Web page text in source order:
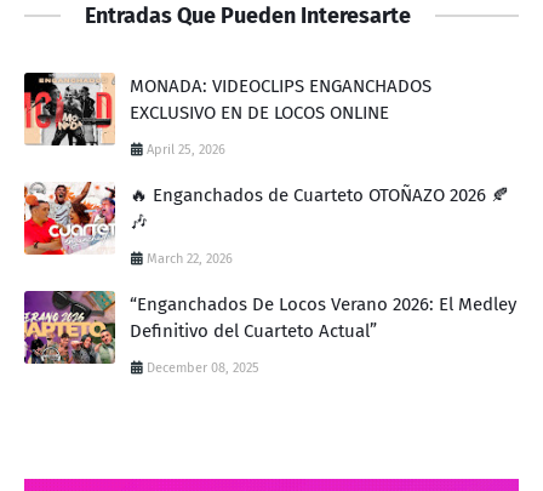
Entradas Que Pueden Interesarte
MONADA: VIDEOCLIPS ENGANCHADOS
EXCLUSIVO EN DE LOCOS ONLINE
April 25, 2026
🔥 Enganchados de Cuarteto OTOÑAZO 2026 🍂
🎶
March 22, 2026
“Enganchados De Locos Verano 2026: El Medley
Definitivo del Cuarteto Actual”
December 08, 2025